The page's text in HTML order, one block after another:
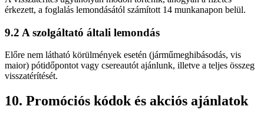
érkezett, a foglalás lemondásától számított 14 munkanapon belül.
9.2 A szolgáltató általi lemondás
Előre nem látható körülmények esetén (járműmeghibásodás, vis
maior) pótidőpontot vagy csereautót ajánlunk, illetve a teljes összeg
visszatérítését.
10. Promóciós kódok és akciós ajánlatok